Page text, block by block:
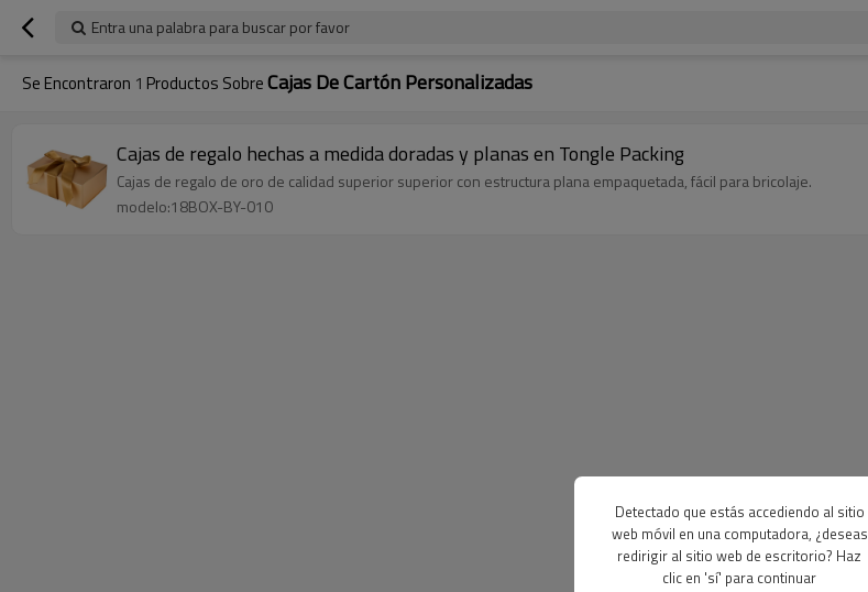
Entra una palabra para buscar por favor
Se Encontraron 1 Productos SobreCajas De Cartón Personalizadas
Cajas de regalo hechas a medida doradas y planas en Tongle Packing
Cajas de regalo de oro de calidad superior superior con estructura plana empaquetada, fácil para bricolaje.
modelo:18BOX-BY-010
Detectado que estás accediendo al sitio
web móvil en una computadora, ¿deseas
redirigir al sitio web de escritorio? Haz
clic en 'sí' para continuar